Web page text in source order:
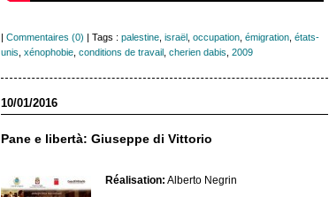
| Commentaires (0) | Tags : palestine, israël, occupation, émigration, états-
unis xénophobie, conditions de travail, cherien dabis 2009
10/01/2016
Pane e libertà: Giuseppe di Vittorio
Réalisation: Alberto Negrin